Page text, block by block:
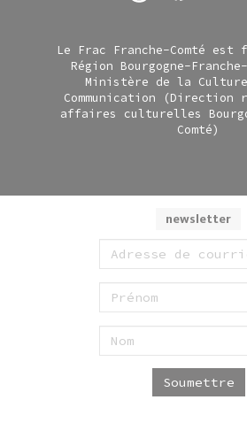
newsletter
Soumettre
Le Frac Franche-Comté
Région Bourgogne-
Ministère de la
Communication (Direction
affaires culturelles
Comté)